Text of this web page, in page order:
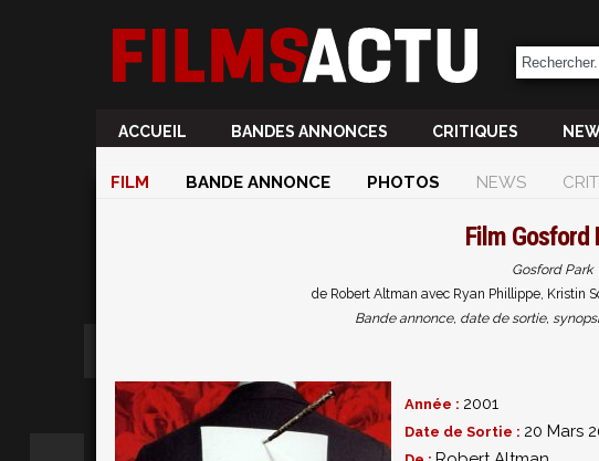
ACCUEIL BANDES ANNONCES CRITIQUES
FILM BANDE ANNONCE PHOTOS NEWS
Film Gosford
Gosford Park
de Robert Altman avec Ryan Phillippe, Kristin
Bande annonce, date de sortie,
Année : 2001
Date de Sortie : 20 Mars